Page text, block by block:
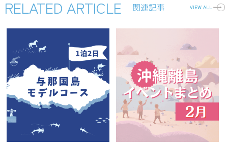
RELATED ARTICLE 関連記事 VIEW ALL